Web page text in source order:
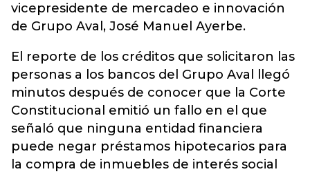
vicepresidente de mercadeo e innovación
de Grupo Aval, José Manuel Ayerbe.
El reporte de los créditos que solicitaron las
personas a los bancos del Grupo Aval llegó
minutos después de conocer que la Corte
Constitucional emitió un fallo en el que
señaló que ninguna entidad financiera
puede negar préstamos hipotecarios para
la compra de inmuebles de interés social